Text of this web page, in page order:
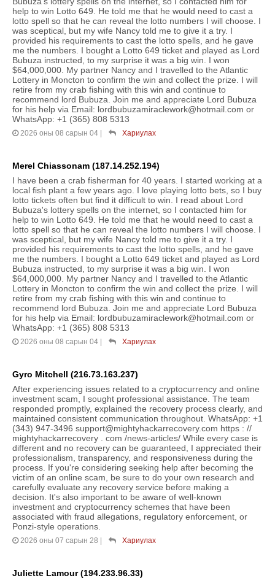
help to win Lotto 649. He told me that he would need to cast a
lotto spell so that he can reveal the lotto numbers I will choose. I
was sceptical, but my wife Nancy told me to give it a try. I
provided his requirements to cast the lotto spells, and he gave
me the numbers. I bought a Lotto 649 ticket and played as Lord
Bubuza instructed, to my surprise it was a big win. I won
$64,000,000. My partner Nancy and I travelled to the Atlantic
Lottery in Moncton to confirm the win and collect the prize. I will
retire from my crab fishing with this win and continue to
recommend lord Bubuza. Join me and appreciate Lord Bubuza
for his help via Email: lordbubuzamiraclework@hotmail.com or
WhatsApp: +1 (365) 808 5313
2026 оны 08 сарын 04 | Хариулах
Merel Chiassonam (187.14.252.194)
I have been a crab fisherman for 40 years. I started working at a
local fish plant a few years ago. I love playing lotto bets, so I buy
lotto tickets often but find it difficult to win. I read about Lord
Bubuza's lottery spells on the internet, so I contacted him for
help to win Lotto 649. He told me that he would need to cast a
lotto spell so that he can reveal the lotto numbers I will choose. I
was sceptical, but my wife Nancy told me to give it a try. I
provided his requirements to cast the lotto spells, and he gave
me the numbers. I bought a Lotto 649 ticket and played as Lord
Bubuza instructed, to my surprise it was a big win. I won
$64,000,000. My partner Nancy and I travelled to the Atlantic
Lottery in Moncton to confirm the win and collect the prize. I will
retire from my crab fishing with this win and continue to
recommend lord Bubuza. Join me and appreciate Lord Bubuza
for his help via Email: lordbubuzamiraclework@hotmail.com or
WhatsApp: +1 (365) 808 5313
2026 оны 08 сарын 04 | Хариулах
Gyro Mitchell (216.73.163.237)
After experiencing issues related to a cryptocurrency and online
investment scam, I sought professional assistance. The team
responded promptly, explained the recovery process clearly, and
maintained consistent communication throughout. WhatsApp: +1
(343) 947-3496 support@mightyhackarrecovery.com https : //
mightyhackarrecovery . com /news-articles/ While every case is
different and no recovery can be guaranteed, I appreciated their
professionalism, transparency, and responsiveness during the
process. If you're considering seeking help after becoming the
victim of an online scam, be sure to do your own research and
carefully evaluate any recovery service before making a
decision. It's also important to be aware of well-known
investment and cryptocurrency schemes that have been
associated with fraud allegations, regulatory enforcement, or
Ponzi-style operations.
2026 оны 07 сарын 28 | Хариулах
Juliette Lamour (194.233.96.33)